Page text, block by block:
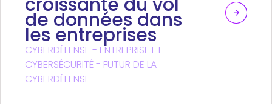
de données dans
les entreprises
CYBERDÉFENSE - ENTREPRISE ET
CYBERSÉCURITÉ - FUTUR DE LA
CYBERDÉFENSE